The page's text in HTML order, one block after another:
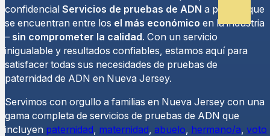
confidencial Servicios de pruebas de ADN a precios que
se encuentran entre los el más económico en la industria
– sin comprometer la calidad. Con un servicio
inigualable y resultados confiables, estamos aquí para
satisfacer todas sus necesidades de pruebas de
paternidad de ADN en Nueva Jersey.
Servimos con orgullo a familias en Nueva Jersey con una
gama completa de servicios de pruebas de ADN que
incluyen paternidad maternidad abuelo hermano/a voto